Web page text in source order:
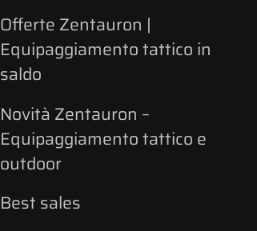
Offerte Zentauron |
Equipaggiamento tattico in
saldo
Novità Zentauron –
Equipaggiamento tattico e
outdoor
Best sales